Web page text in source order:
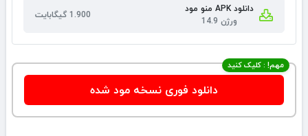
دانلود APK منو مود
ورژن 14.9
1.900 گیگابایت
مهم! : کلیک کنید
دانلود فوری نسخه مود شده